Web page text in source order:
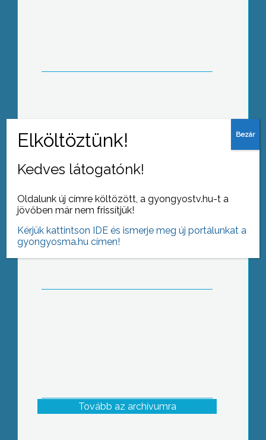
Tovább az archívumra
Kedves látogatónk!
Oldalunk új címre költözött, a gyongyostv.hu-t a
jövőben már nem frissítjük!
Kérjük kattintson IDE és ismerje meg új portálunkat a
gyongyosma.hu címen!